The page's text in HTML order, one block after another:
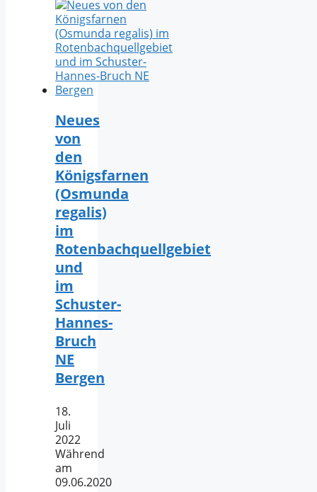
Neues
von
den
Königsfarnen
(Osmunda
regalis)
im
Rotenbachquellgebiet
und
im
Schuster-
Hannes-
Bruch
NE
Bergen
18.
Juli
2022
Während
am
09.06.2020